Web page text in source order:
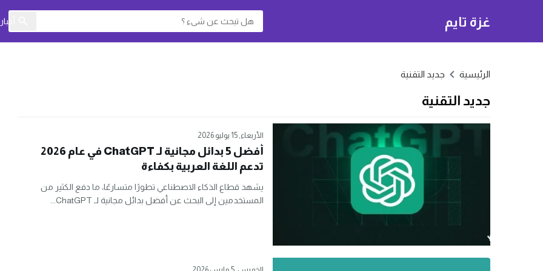
غزة تايم
الرئيسية جديد التقنية
جديد التقنية
الأربعاء, 15 يوليو 2026
أفضل 5 بدائل مجانية لـ ChatGPT في عام 2026
تدعم اللغة العربية بكفاءة
يشهد قطاع الذكاء الاصطناعي تطورًا متسارعًا، ما دفع الكثير من
المستخدمين إلى البحث عن أفضل بدائل مجانية لـ ChatGPT...